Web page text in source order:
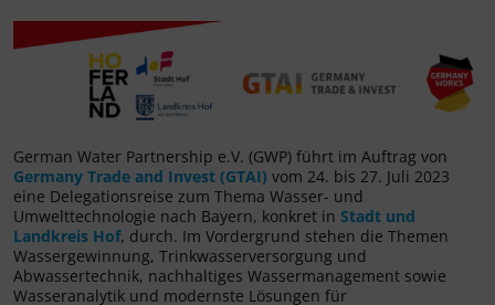
German Water Partnership e.V. (GWP) führt im Auftrag von
Germany Trade and Invest (GTAI) vom 24. bis 27. Juli 2023
eine Delegationsreise zum Thema Wasser- und
Umwelttechnologie nach Bayern, konkret in Stadt und
Landkreis Hof, durch. Im Vordergrund stehen die Themen
Wassergewinnung, Trinkwasserversorgung und
Abwassertechnik, nachhaltiges Wassermanagement sowie
Wasseranalytik und modernste Lösungen für